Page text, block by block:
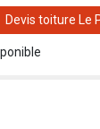
Devis toiture Le